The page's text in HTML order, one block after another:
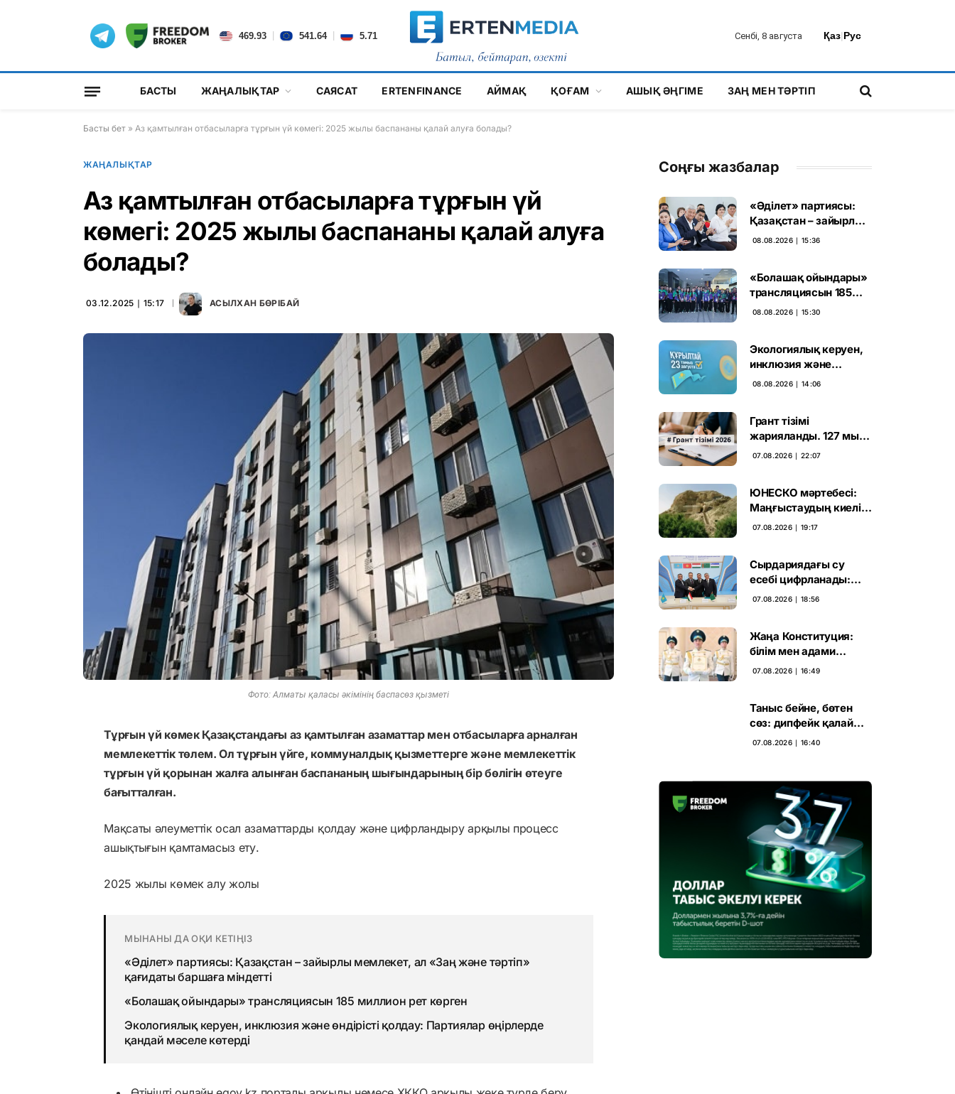
469.93 541.64 5.71 Сенбі, 8 августа Қаз|Рус
БАСТЫ ЖАҢАЛЫҚТАР САЯСАТ ERTENFINANCE АЙМАҚ ҚОҒАМ АШЫҚ ӘҢГІМЕ ЗАҢ МЕН ТӘРТІП
Басты бет » Аз қамтылған отбасыларға тұрғын үй көмегі: 2025 жылы баспананы қалай алуға болады?
ЖАҢАЛЫҚТАР
Аз қамтылған отбасыларға тұрғын үй
көмегі: 2025 жылы баспананы қалай алуға
болады?
03.12.2025 ∣ 15:17 АСЫЛХАН БӨРІБАЙ
Фото: Алматы қаласы әкімінің баспасөз қызметі
Тұрғын үй көмек Қазақстандағы аз қамтылған азаматтар мен отбасыларға арналған
мемлекеттік төлем. Ол тұрғын үйге, коммуналдық қызметтерге және мемлекеттік
тұрғын үй қорынан жалға алынған баспананың шығындарының бір бөлігін өтеуге
бағытталған.
Мақсаты әлеуметтік осал азаматтарды қолдау және цифрландыру арқылы процесс
ашықтығын қамтамасыз ету.
2025 жылы көмек алу жолы
МЫНАНЫ ДА ОҚИ КЕТІҢІЗ
«Әділет» партиясы: Қазақстан – зайырлы мемлекет, ал «Заң және тәртіп»
қағидаты баршаға міндетті
«Болашақ ойындары» трансляциясын 185 миллион рет көрген
Экологиялық керуен, инклюзия және өндірісті қолдау: Партиялар өңірлерде
қандай мәселе көтерді
Соңғы жазбалар
«Әділет» партиясы:
Қазақстан – зайырлы
мемлекет, ал «Заң
08.08.2026 ∣ 15:36
«Болашақ ойындары»
трансляциясын 185
миллион рет көрген
08.08.2026 ∣ 15:30
Экологиялық керуен,
инклюзия және
өндірісті қолдау:
08.08.2026 ∣ 14:06
Грант тізімі
жарияланды. 127 мың
талапкердің
07.08.2026 ∣ 22:07
ЮНЕСКО мәртебесі:
Маңғыстаудың киелі
мұрасын қорғаудың
07.08.2026 ∣ 19:17
Сырдариядағы су
есебі цифрланады:
Орталық Азия ортақ
07.08.2026 ∣ 18:56
Жаңа Конституция:
білім мен адами
капиталға салынған
07.08.2026 ∣ 16:49
Таныс бейне, бөтен
сөз: дипфейк қалай
жұмыс істейді
07.08.2026 ∣ 16:40